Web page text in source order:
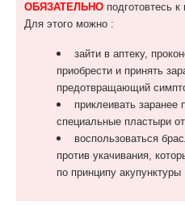
ОБЯЗАТЕЛЬНО подготовтесь к
Для этого можно :
зайти в аптеку,
приобрести и принять
предотвращающий
приклеивать заранее
специальные пластыри
воспользоваться
против укачивания,
по принципу акупунктуры